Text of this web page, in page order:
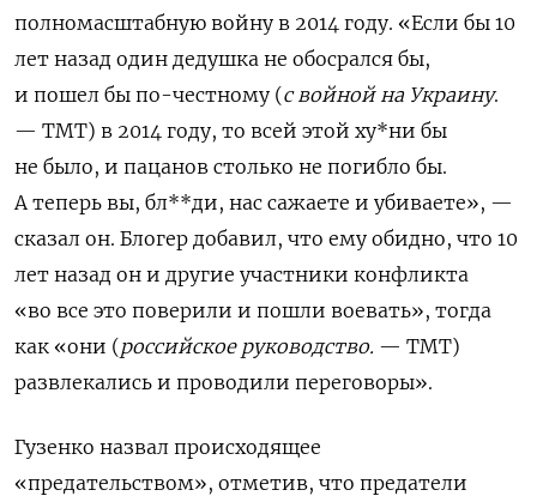
полномасштабную войну в 2014 году. «Если бы 10
лет назад один дедушка не обосрался бы,
и пошел бы по-честному (с войной на Украину.
— ТМТ) в 2014 году, то всей этой ху*ни бы
не было, и пацанов столько не погибло бы.
А теперь вы, бл**ди, нас сажаете и убиваете», —
сказал он. Блогер добавил, что ему обидно, что 10
лет назад он и другие участники конфликта
«во все это поверили и пошли воевать», тогда
как «они (российское руководство. — ТМТ)
развлекались и проводили переговоры».
Гузенко назвал происходящее
«предательством», отметив, что предатели